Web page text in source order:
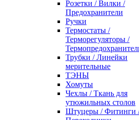
Розетки / Вилки /
Предохранители
Ручки
Термостаты /
Терморегуляторы /
Трубки / Линейки
мерительные
ТЭНЫ
Хомуты
Чехлы / Ткань для
утюжильных столов
Штуцеры / Фитинги